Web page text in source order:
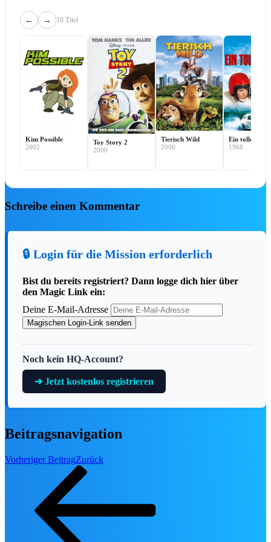
🎭 Musicals & Shows
🎭 Disney Musicals
🎭 Der Teufel trägt Prada
🎭 Die Schöne und das Biest
🎭 Der Glöckner von Notre Dame
🎭 Tarzan
🎟️ Alle Musical-Tickets
🎻 Konzerte & Live
Disney on Ice – Mickys magische
🎻 Disney Worlds Collide Concert Tour
🎻
🎻
Disney in Concert – Die
2026
🎟️ Alle Show-Tickets
die zweite Relaxed Performance von…
← → 10 Titel
Kim Possible
2002
Toy Story 2
2000
Tierisch Wild
2006
Ein toller
1968
Schreibe einen Kommentar
🔒 Login für die Mission erforderlich
Bist du bereits registriert? Dann logge dich hier über
den Magic Link ein:
Deine E-Mail-Adresse
Magischen Login-Link senden
Noch kein HQ-Account?
➔ Jetzt kostenlos registrieren
Beitragsnavigation
Vorheriger BeitragZurück